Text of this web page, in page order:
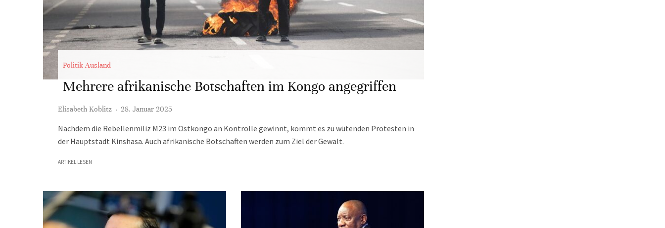
Politik Ausland
Mehrere afrikanische Botschaften im Kongo angegriffen
Elisabeth Koblitz · 28. Januar 2025
Nachdem die Rebellenmiliz M23 im Ostkongo an Kontrolle gewinnt, kommt es zu wütenden Protesten in
der Hauptstadt Kinshasa. Auch afrikanische Botschaften werden zum Ziel der Gewalt.
ARTIKEL LESEN